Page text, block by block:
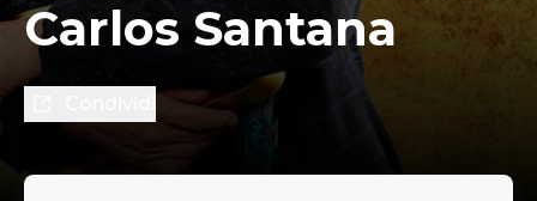
Carlos Santana